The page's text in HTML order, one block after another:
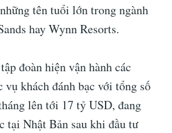
tên tuổi lớn trong ngành
hay Wynn Resorts.
đoàn hiện vận hành các
vụ khách đánh bạc với tổng số
lên tới 17 tỷ USD, đang
tại Nhật Bản sau khi đầu tư